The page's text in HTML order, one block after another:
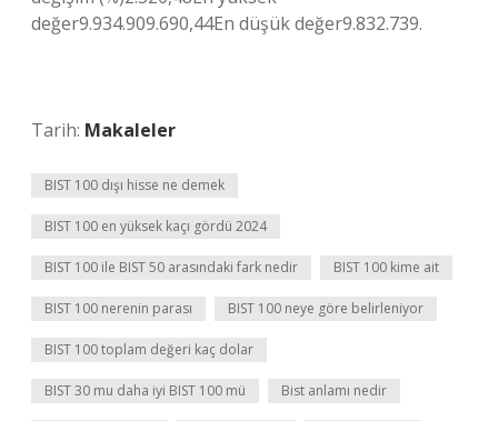
değer9.934.909.690,44En düşük değer9.832.739.
Tarih: Makaleler
BIST 100 dışı hisse ne demek
BIST 100 en yüksek kaçı gördü 2024
BIST 100 ile BIST 50 arasındaki fark nedir BIST 100 kime ait
BIST 100 nerenin parası BIST 100 neye göre belirleniyor
BIST 100 toplam değeri kaç dolar
BIST 30 mu daha iyi BIST 100 mü Bist anlamı nedir